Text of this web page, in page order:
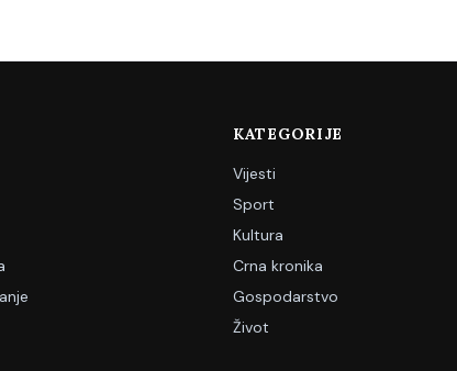
KATEGORIJE
Vijesti
Sport
Kultura
Crna kronika
Gospodarstvo
Život